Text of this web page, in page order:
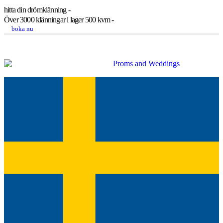
hitta din drömklänning -
Över 3000 klänningar i lager 500 kvm -
boka nu